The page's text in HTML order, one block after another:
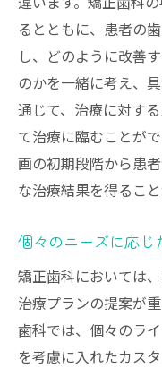
るとともに、患者の
し、どのように改善
のかを一緒に考え、
通じて、治療に対す
て治療に臨むことが
画の初期段階から患
な治療結果を得るこ
個々のニーズに応じ
矯正歯科においては
治療プランの提案が
歯科では、個々のラ
を考慮に入れたカス